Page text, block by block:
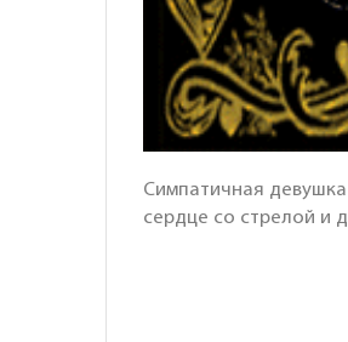
Симпатичная
сердце со стрелой и